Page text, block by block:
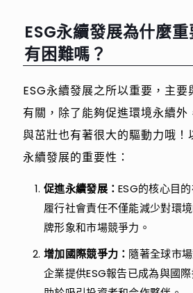
ESG永續發展為什麼
有困難嗎？
ESG永續發展之所以重要，主
有關，除了能夠促進環境永續外
與茁壯也有著很大的驅動力哦！
永續發展的重要性：
促進永續發展：ESG的核心目
履行社會責任不僅能減少對環
牌形象和市場競爭力。
增加國際競爭力： 隨著全球市
企業提供ESG報告已成為與國